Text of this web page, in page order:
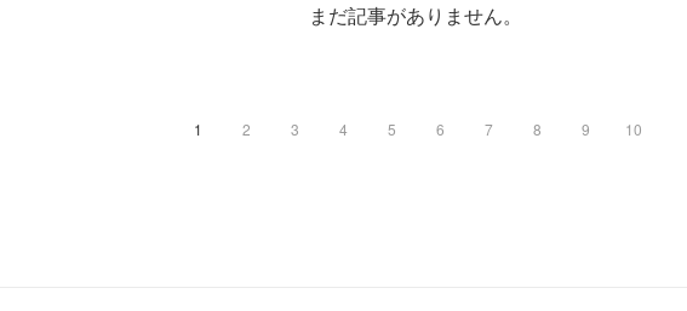
まだ記事がありません。
1 2 3 4 5 6 7 8 9 10